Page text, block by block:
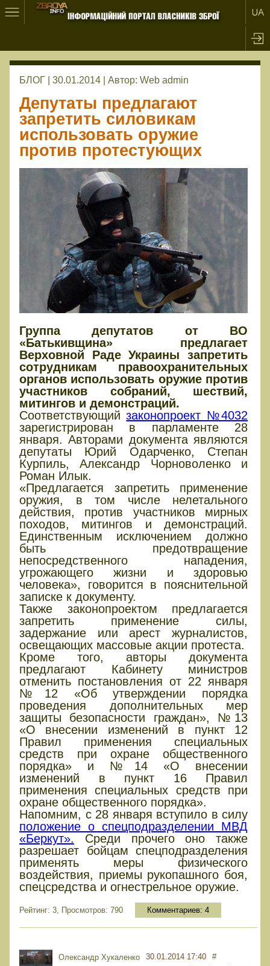
БЛОГ | 30.01.2014 | Автор: Web admin
Депутаты предлагают
запретить силовикам
использовать оружие
против протестующих
Группа депутатов от ВО
«Батькивщина» предлагает
Верховной Раде Украины запретить
сотрудникам правоохранительных
органов использовать оружие против
участников собраний, шествий,
митингов и демонстраций.
Соответствующийзаконопроект №4032
зарегистрирован в парламенте 28
января. Авторами документа являются
депутаты Юрий Одарченко, Степан
Курпиль, Александр Чорноволенко и
Роман Илык.
«Предлагается запретить применение
оружия, в том числе нелетального
действия, против участников мирных
походов, митингов и демонстраций.
Единственным исключением должно
быть предотвращение
непосредственного нападения,
угрожающего жизни и здоровью
человека», говорится в пояснительной
записке к документу.
Также законопроектом предлагается
запретить применение силы,
задержание или арест журналистов,
освещающих массовые акции протеста.
Кроме того, авторы документа
предлагают Кабинету министров
отменить постановления от 22 января
№12 «Об утверждении порядка
проведения дополнительных мер
защиты безопасности граждан», №13
«О внесении изменений в пункт 12
Правил применения специальных
средств при охране общественного
порядка» и №14 «О внесении
изменений в пункт 16 Правил
применения специальных средств при
охране общественного порядка».
Напомним, с 28 января вступило в силу
положение о спецподразделении МВД
«Беркут». Среди прочего оно также
разрешает бойцам спецподразделения
применять меры физического
воздействия, приемы рукопашного боя,
спецсредства и огнестрельное оружие.
Рейтинг: 3, Просмотров: 790 Комментариев: 4
Олександр Хукаленко 30.01.2014 17:40 #